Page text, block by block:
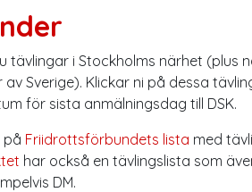
tävlingar i Stockholms närhet (plus
Sverige). Klickar ni på dessa
för sista anmälningsdag till DSK.
på Friidrottsförbundets lista med
har också en tävlingslista som
DM.